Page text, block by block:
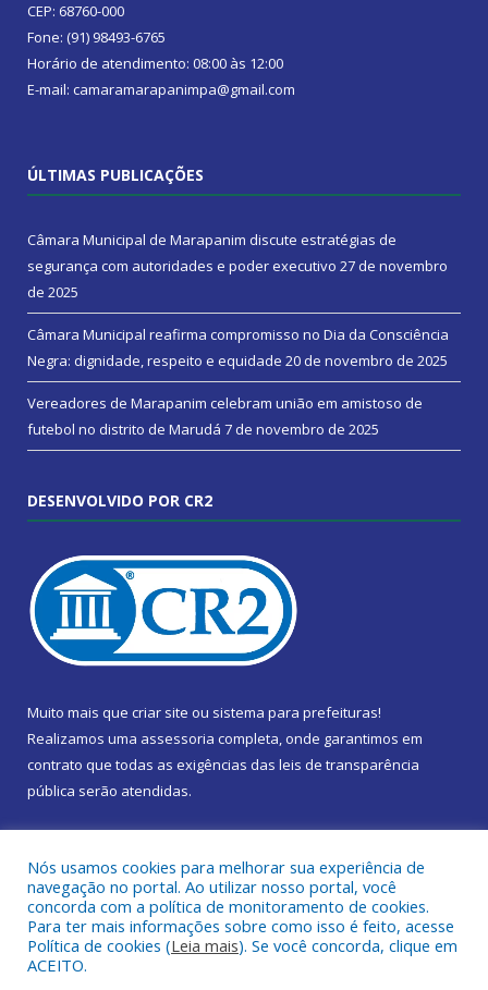
CEP: 68760-000
Fone: (91) 98493-6765
Horário de atendimento: 08:00 às 12:00
E-mail: camaramarapanimpa@gmail.com
ÚLTIMAS PUBLICAÇÕES
Câmara Municipal de Marapanim discute estratégias de
segurança com autoridades e poder executivo 27 de novembro
de 2025
Câmara Municipal reafirma compromisso no Dia da Consciência
Negra: dignidade, respeito e equidade 20 de novembro de 2025
Vereadores de Marapanim celebram união em amistoso de
futebol no distrito de Marudá 7 de novembro de 2025
DESENVOLVIDO POR CR2
Muito mais que criar site ou sistema para prefeituras!
Realizamos uma assessoria completa, onde garantimos em
contrato que todas as exigências das leis de transparência
pública serão atendidas.
Todos os direitos reservados a Câmara Municipal de Marapanim.
Nós usamos cookies para melhorar sua experiência de
navegação no portal. Ao utilizar nosso portal, você
concorda com a política de monitoramento de cookies.
Para ter mais informações sobre como isso é feito, acesse
Política de cookies (Leia mais). Se você concorda, clique em
ACEITO.